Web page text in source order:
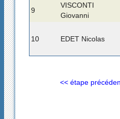
9
VISCONTI
Giovanni
10 EDET Nicolas
<< étape